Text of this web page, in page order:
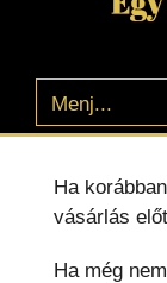
Menj...
Ha
vásárlás
Ha még